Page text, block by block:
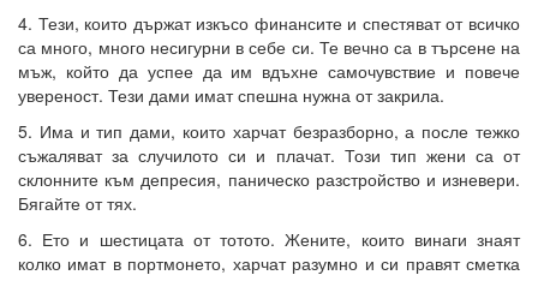
4. Тези, които държат изкъсо финансите и спестяват от всичко
са много, много несигурни в себе си. Те вечно са в търсене на
мъж, който да успее да им вдъхне самочувствие и повече
увереност. Тези дами имат спешна нужна от закрила.
5. Има и тип дами, които харчат безразборно, а после тежко
съжаляват за случилото си и плачат. Този тип жени са от
склонните към депресия, паническо разстройство и изневери.
Бягайте от тях.
6. Ето и шестицата от тотото. Жените, които винаги знаят
колко имат в портмонето, харчат разумно и си правят сметка